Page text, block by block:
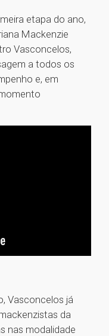
etapa do ano,
Mackenzie
Vasconcelos,
a todos os
e, em
Vasconcelos já
da
nas modalidade